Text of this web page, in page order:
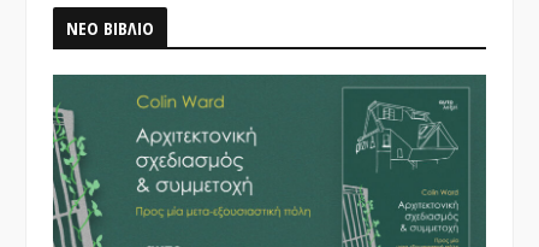
ΝΕΟ ΒΙΒΛΙΟ